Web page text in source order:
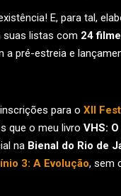
E, para tal,
suas listas com 24
pré-estreia e
para o XII
que o meu livro VHS:
na Bienal do Rio de
3: A Evolução, sem